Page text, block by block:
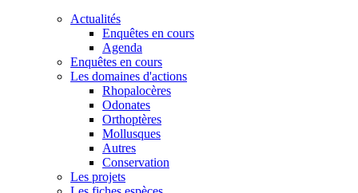
Actualités
Enquêtes en cours
Agenda
Enquêtes en cours
Les domaines d'actions
Rhopalocères
Odonates
Orthoptères
Mollusques
Autres
Conservation
Les projets